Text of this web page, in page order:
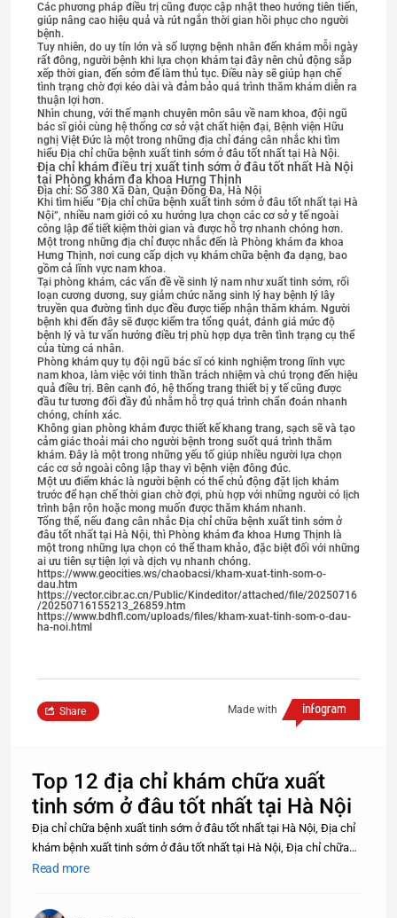
Các phương pháp điều trị cũng được cập nhật theo hướng tiên tiến,
giúp nâng cao hiệu quả và rút ngắn thời gian hồi phục cho người
bệnh.
Tuy nhiên, do uy tín lớn và số lượng bệnh nhân đến khám mỗi ngày
rất đông, người bệnh khi lựa chọn khám tại đây nên chủ động sắp
xếp thời gian, đến sớm để làm thủ tục. Điều này sẽ giúp hạn chế
tình trạng chờ đợi kéo dài và đảm bảo quá trình thăm khám diễn ra
thuận lợi hơn.
Nhìn chung, với thế mạnh chuyên môn sâu về nam khoa, đội ngũ
bác sĩ giỏi cùng hệ thống cơ sở vật chất hiện đại, Bệnh viện Hữu
nghị Việt Đức là một trong những địa chỉ đáng cân nhắc khi tìm
hiểu Địa chỉ chữa bệnh xuất tinh sớm ở đâu tốt nhất tại Hà Nội.
Địa chỉ khám điều trị xuất tinh sớm ở đâu tốt nhất Hà Nội
tại Phòng khám đa khoa Hưng Thịnh
Địa chỉ: Số 380 Xã Đàn, Quận Đống Đa, Hà Nội
Khi tìm hiểu “Địa chỉ chữa bệnh xuất tinh sớm ở đâu tốt nhất tại Hà
Nội”, nhiều nam giới có xu hướng lựa chọn các cơ sở y tế ngoài
công lập để tiết kiệm thời gian và được hỗ trợ nhanh chóng hơn.
Một trong những địa chỉ được nhắc đến là Phòng khám đa khoa
Hưng Thịnh, nơi cung cấp dịch vụ khám chữa bệnh đa dạng, bao
gồm cả lĩnh vực nam khoa.
Tại phòng khám, các vấn đề về sinh lý nam như xuất tinh sớm, rối
loạn cương dương, suy giảm chức năng sinh lý hay bệnh lý lây
truyền qua đường tình dục đều được tiếp nhận thăm khám. Người
bệnh khi đến đây sẽ được kiểm tra tổng quát, đánh giá mức độ
bệnh lý và tư vấn hướng điều trị phù hợp dựa trên tình trạng cụ thể
của từng cá nhân.
Phòng khám quy tụ đội ngũ bác sĩ có kinh nghiệm trong lĩnh vực
nam khoa, làm việc với tinh thần trách nhiệm và chú trọng đến hiệu
quả điều trị. Bên cạnh đó, hệ thống trang thiết bị y tế cũng được
đầu tư tương đối đầy đủ nhằm hỗ trợ quá trình chẩn đoán nhanh
chóng, chính xác.
Không gian phòng khám được thiết kế khang trang, sạch sẽ và tạo
cảm giác thoải mái cho người bệnh trong suốt quá trình thăm
khám. Đây là một trong những yếu tố giúp nhiều người lựa chọn
các cơ sở ngoài công lập thay vì bệnh viện đông đúc.
Một ưu điểm khác là người bệnh có thể chủ động đặt lịch khám
trước để hạn chế thời gian chờ đợi, phù hợp với những người có lịch
trình bận rộn hoặc mong muốn được thăm khám nhanh.
Tổng thể, nếu đang cân nhắc Địa chỉ chữa bệnh xuất tinh sớm ở
đâu tốt nhất tại Hà Nội, thì Phòng khám đa khoa Hưng Thịnh là
một trong những lựa chọn có thể tham khảo, đặc biệt đối với những
ai ưu tiên sự tiện lợi và dịch vụ nhanh chóng.
https://www.geocities.ws/chaobacsi/kham-xuat-tinh-som-o-
dau.htm
https://vector.cibr.ac.cn/Public/Kindeditor/attached/file/20250716
/20250716155213_26859.htm
https://www.bdhfl.com/uploads/files/kham-xuat-tinh-som-o-dau-
ha-noi.html
Made with
Share
Top 12 địa chỉ khám chữa xuất
tinh sớm ở đâu tốt nhất tại Hà Nội
Địa chỉ chữa bệnh xuất tinh sớm ở đâu tốt nhất tại Hà Nội, Địa chỉ
khám bệnh xuất tinh sớm ở đâu tốt nhất tại Hà Nội, Địa chỉ chữa
bệnh xuất tinh sớm ở đâu tốt nhất tại Hà Nội, điều trị xuất tinh sớm
Read more